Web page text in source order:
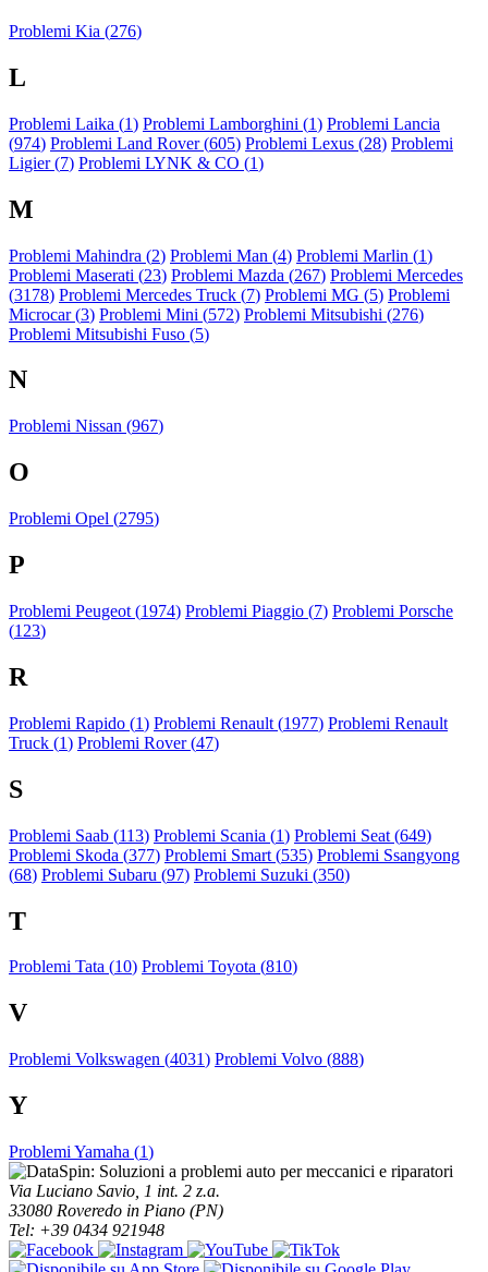
Problemi Kia (276)
L
Problemi Laika (1) Problemi Lamborghini (1) Problemi Lancia
(974) Problemi Land Rover (605) Problemi Lexus (28) Problemi
Ligier (7) Problemi LYNK & CO (1)
M
Problemi Mahindra (2) Problemi Man (4) Problemi Marlin (1)
Problemi Maserati (23) Problemi Mazda (267) Problemi Mercedes
(3178) Problemi Mercedes Truck (7) Problemi MG (5) Problemi
Microcar (3) Problemi Mini (572) Problemi Mitsubishi (276)
Problemi Mitsubishi Fuso (5)
N
Problemi Nissan (967)
O
Problemi Opel (2795)
P
Problemi Peugeot (1974) Problemi Piaggio (7) Problemi Porsche
(123)
R
Problemi Rapido (1) Problemi Renault (1977) Problemi Renault
Truck (1) Problemi Rover (47)
S
Problemi Saab (113) Problemi Scania (1) Problemi Seat (649)
Problemi Skoda (377) Problemi Smart (535) Problemi Ssangyong
(68) Problemi Subaru (97) Problemi Suzuki (350)
T
Problemi Tata (10) Problemi Toyota (810)
V
Problemi Volkswagen (4031) Problemi Volvo (888)
Y
Problemi Yamaha (1)
Via Luciano Savio, 1 int. 2 z.a.
33080 Roveredo in Piano (PN)
Tel: +39 0434 921948